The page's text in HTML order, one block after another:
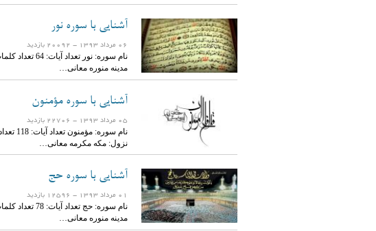
آشنایی با سوره نور
06 مرداد 1393 - 20092 بازدید
مدینه منوره معانی…
آشنایی با سوره مؤمنون
05 مرداد 1393 - 22706 بازدید
نزول: مکه مکرمه معانی…
آشنایی با سوره حج
01 مرداد 1393 - 12596 بازدید
مدینه منوره معانی…